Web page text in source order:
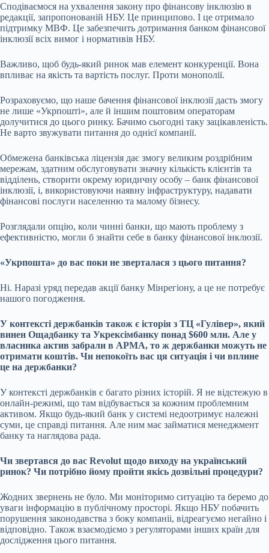
Сподіваємося на ухвалення закону про фінансову інклюзію в
редакції, запропонованій НБУ. Це принципово. І це отримало
підтримку МВФ. Це забезпечить дотримання банком фінансової
інклюзії всіх вимог і нормативів НБУ.
Важливо, щоб будь-який ринок мав елемент конкуренції. Вона
впливає на якість та вартість послуг. Проти монополії.
Розраховуємо, що наше бачення фінансової інклюзії дасть змогу
не лише «Укрпошті», але й іншим поштовим операторам
долучитися до цього ринку. Бачимо сьогодні таку зацікавленість.
Не варто звужувати питання до однієї компанії.
Обмежена банківська ліцензія дає змогу великим роздрібним
мережам, здатним обслуговувати значну кількість клієнтів та
відділень, створити окрему юридичну особу – банк фінансової
інклюзії, і, використовуючи наявну інфраструктуру, надавати
фінансові послуги населенню та малому бізнесу.
Розглядали опцію, коли чинні банки, що мають проблему з
ефективністю, могли б знайти себе в банку фінансової інклюзії.
«Укрпошта» до вас поки не зверталася з цього питання?
Ні. Наразі уряд передав акції банку Мінрегіону, а це не потребує
нашого погодження.
У контексті держбанків також є історія з ТЦ «Гулівер», який
винен Ощадбанку та Укрексімбанку понад $600 млн. Але у
власника актив забрали в АРМА, то ж держбанки можуть не
отримати коштів. Чи непокоїть вас ця ситуація і чи вплине
це на держбанки?
У контексті держбанків є багато різних історій. Я не відстежую в
онлайн-режимі, що там відбувається за кожним проблемним
активом. Якщо будь-який банк у системі недоотримує належні
суми, це справді питання. Але ним має займатися менеджмент
банку та наглядова рада.
Чи звертався до вас Revolut щодо виходу на український
ринок? Чи потрібно йому пройти якісь дозвільні процедури?
Жодних звернень не було. Ми моніторимо ситуацію та беремо до
уваги інформацію в публічному просторі. Якщо НБУ побачить
порушення законодавства з боку компаніі, відреагуємо негайно і
відповідно. Також взаємодіємо з регуляторами інших країн для
дослідження цього питання.